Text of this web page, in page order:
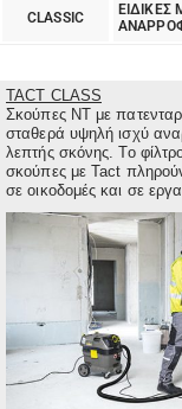
CLASSIC
TACT CLASS
Σκούπες ΝΤ με
σταθερά υψηλή ισχύ
λεπτής σκόνης. Το
σκούπες με Tact
σε οικοδομές και σε